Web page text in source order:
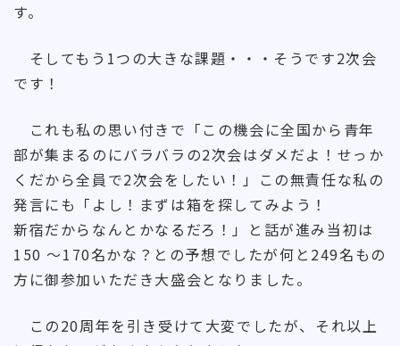
す。
そしてもう1つの大きな課題・・・そうです2次会
です！
これも私の思い付きで「この機会に全国から青年
部が集まるのにバラバラの2次会はダメだよ！せっか
くだから全員で2次会をしたい！」この無責任な私の
発言にも「よし！まずは箱を探してみよう！
新宿だからなんとかなるだろ！」と話が進み当初は
150 ～170名かな？との予想でしたが何と249名もの
方に御参加いただき大盛会となりました。
この20周年を引き受けて大変でしたが、それ以上